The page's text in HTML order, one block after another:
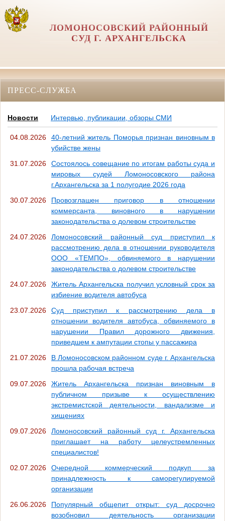
ЛОМОНОСОВСКИЙ РАЙОННЫЙ
СУД Г. АРХАНГЕЛЬСКА
ПРЕСС-СЛУЖБА
Новости Интервью, публикации, обзоры СМИ
04.08.2026
40-летний житель Поморья признан виновным в
убийстве жены
31.07.2026
Состоялось совещание по итогам работы суда и
мировых судей Ломоносовского района
г.Архангельска за 1 полугодие 2026 года
30.07.2026
Провозглашен приговор в отношении
коммерсанта, виновного в нарушении
законодательства о долевом строительстве
24.07.2026
Ломоносовский районный суд приступил к
рассмотрению дела в отношении руководителя
ООО «ТЕМПО», обвиняемого в нарушении
законодательства о долевом строительстве
24.07.2026
Житель Архангельска получил условный срок за
избиение водителя автобуса
23.07.2026
Суд приступил к рассмотрению дела в
отношении водителя автобуса, обвиняемого в
нарушении Правил дорожного движения,
приведшем к ампутации стопы у пассажира
21.07.2026
В Ломоносовском районном суде г. Архангельска
прошла рабочая встреча
09.07.2026
Житель Архангельска признан виновным в
публичном призыве к осуществлению
экстремистской деятельности, вандализме и
хищениях
09.07.2026
Ломоносовский районный суд г. Архангельска
приглашает на работу целеустремленных
специалистов!
02.07.2026
Очередной коммерческий подкуп за
принадлежность к саморегулируемой
организации
26.06.2026
Популярный общепит открыт: суд досрочно
возобновил деятельность организации